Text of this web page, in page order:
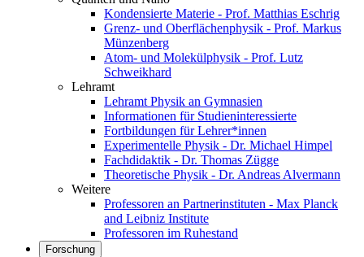
Kondensierte Materie - Prof. Matthias Eschrig
Grenz- und Oberflächenphysik - Prof. Markus
Münzenberg
Atom- und Molekülphysik - Prof. Lutz
Schweikhard
Lehramt
Lehramt Physik an Gymnasien
Informationen für Studieninteressierte
Fortbildungen für Lehrer*innen
Experimentelle Physik - Dr. Michael Himpel
Fachdidaktik - Dr. Thomas Zügge
Theoretische Physik - Dr. Andreas Alvermann
Weitere
Professoren an Partnerinstituten - Max Planck
and Leibniz Institute
Professoren im Ruhestand
Forschung